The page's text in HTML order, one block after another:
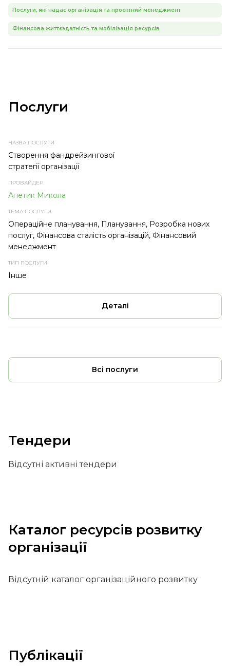
Послуги, які надає організація та проєктний менеджмент
Фінансова життєздатність та мобілізація ресурсів
Послуги
НАЗВА ПРОВАЙДЕР
Створення фандрейзингової
стратегії організації
Апетик Микола
Операційне планування, Планування, Розробка нових
послуг, Фінансова сталість організацій, Фінансовий
менеджмент
Інше
Деталі
Всі послуги
Тендери
Відсутні активні тендери
Каталог ресурсів розвитку
організації
Відсутній каталог організаційного розвитку
Публікації